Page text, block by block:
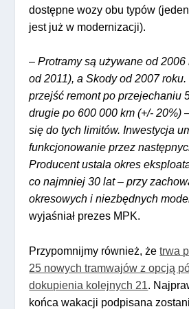
dostępne wozy obu typów
jest już w modernizacji).
–Protramy są używane od
od 2011), a Skody od 2007
przejść remont po przejechaniu
drugie po 600 000 km (+/- 20%)
się do tych limitów. Inwestycja
funkcjonowanie przez
Producent ustala okres
co najmniej 30 lat – przy
okresowych i niezbędnych
wyjaśniał prezes MPK.
Przypomnijmy również, żetrwa
25 nowych tramwajów z opcją
dokupienia kolejnych 21.
końca wakacji podpisana